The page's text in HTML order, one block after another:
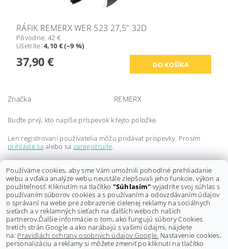
RÁFIK REMERX WER 523 27,5" 32D
Pôvodne: 42 €
Ušetríte:4,10 € (–9 %)
37,90 €
Značka REMERX
Buďte prvý, kto napíše príspevok k tejto položke.
Len registrovaní používatelia môžu pridávať príspevky. Prosím
prihláste sa alebo sazaregistrujte.
Len registrovaní používatelia môžu pridávať hodnotenie. Prosím
prihláste saalebo sazaregistrujte
Používáme cookies, aby sme Vám umožnili pohodlné prehliadanie
webu a vďaka analýze webu neustále zlepšovali jeho funkcie, výkon a
použiteľnosť. Kliknutím na tlačítko "Súhlasím" vyjadríte svoj súhlas s
používaním súborov cookies a s používaním a odovzdávaním údajov
o správaní na webe pre zobrazenie cielenej reklamy na sociálnych
sieťach a v reklamných sieťach na ďalších weboch našich
partnerov.Ďalšie informácie o tom, ako fungujú súbory Cookies
tretích strán Google a ako narábajú s vašimi údajmi, nájdete
na: Pravidlách ochrany osobných údajov Google. Nastavenie cookies,
personalizáciu a reklamy si môžete zmeniť po kliknutí na tlačítko